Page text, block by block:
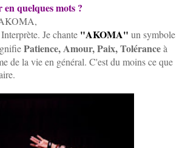
quelques mots ?
Je chante "AKOMA" un symbole
Patience, Amour, Paix, Toléranceà
de la vie en général. C'est du moins ce que